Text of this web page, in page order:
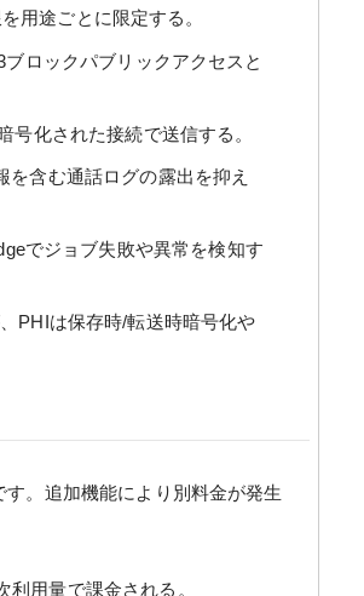
用途ごとに限定する。
ロックパブリックアクセスと
号化された接続で送信する。
含む通話ログの露出を抑え
でジョブ失敗や異常を検知す
PHIは保存時/転送時暗号化や
。追加機能により別料金が発生
用量で課金される。